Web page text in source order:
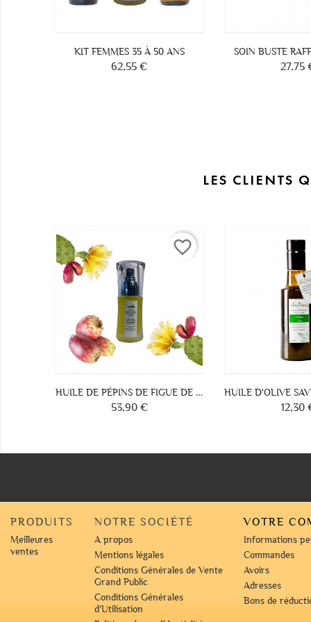
KIT FEMMES 35 À 50 ANS
Prix
62,55 €
SOIN BUSTE
Prix
27,75
LES CLIENTS
GUÉRISSEUR
favorite_border
HUILE D'OLIVE SAVEURS ROMARIN ET NOIX DE MUSCADE
PRODUITS
Meilleures
ventes
NOTRE SOCIÉTÉ
A propos
Mentions légales
Conditions Générales de Vente
Grand Public
Conditions Générales
d'Utilisation
VOTRE
Informations
Commandes
Avoirs
Adresses
Bons de